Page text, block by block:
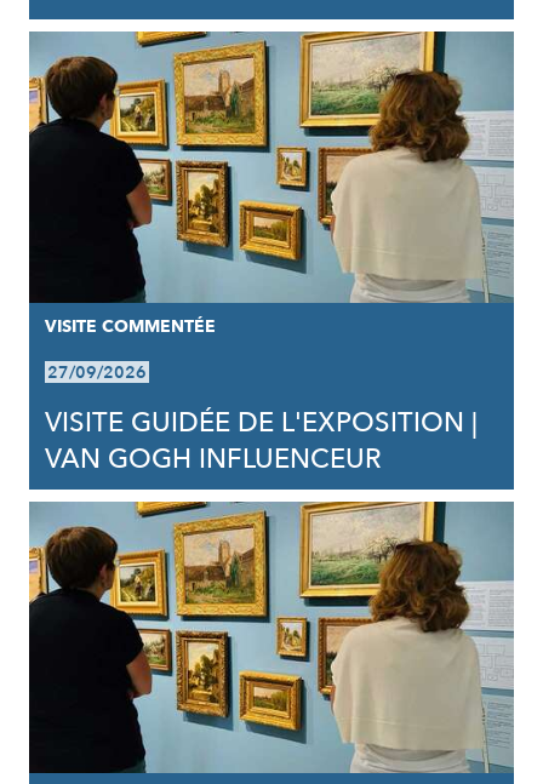
VISITE COMMENTÉE
27/09/2026
VISITE GUIDÉE DE L'EXPOSITION |
VAN GOGH INFLUENCEUR